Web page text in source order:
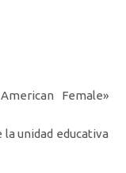
Female»
unidad educativa